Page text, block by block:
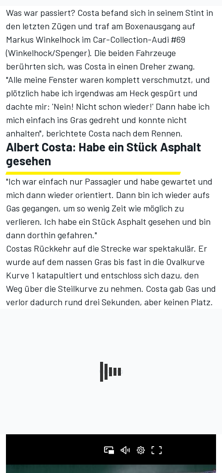
Was war passiert? Costa befand sich in seinem Stint in
den letzten Zügen und traf am Boxenausgang auf
Markus Winkelhock im Car-Collection-Audi #69
(Winkelhock/Spenger). Die beiden Fahrzeuge
berührten sich, was Costa in einen Dreher zwang.
"Alle meine Fenster waren komplett verschmutzt, und
plötzlich habe ich irgendwas am Heck gespürt und
dachte mir: 'Nein! Nicht schon wieder!' Dann habe ich
mich einfach ins Gras gedreht und konnte nicht
anhalten", berichtete Costa nach dem Rennen.
Albert Costa: Habe ein Stück Asphalt
gesehen
"Ich war einfach nur Passagier und habe gewartet und
mich dann wieder orientiert. Dann bin ich wieder aufs
Gas gegangen, um so wenig Zeit wie möglich zu
verlieren. Ich habe ein Stück Asphalt gesehen und bin
dann dorthin gefahren."
Costas Rückkehr auf die Strecke war spektakulär. Er
wurde auf dem nassen Gras bis fast in die Ovalkurve
Kurve 1 katapultiert und entschloss sich dazu, den
Weg über die Steilkurve zu nehmen. Costa gab Gas und
verlor dadurch rund drei Sekunden, aber keinen Platz.